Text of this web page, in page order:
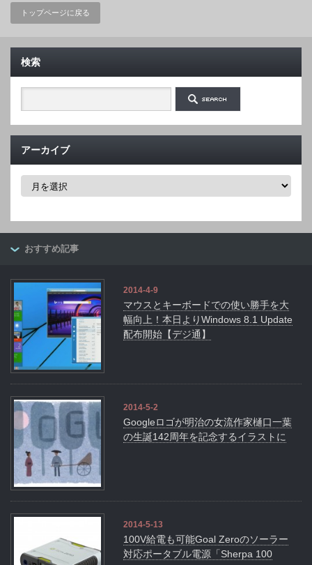
トップページに戻る
検索
アーカイブ
ア
ブ
おすすめ記事
2014-4-9
マウスとキーボードでの使い勝手を大
幅向上！本日よりWindows 8.1 Update
配布開始【デジ通】
2014-5-2
Googleロゴが明治の女流作家樋口一葉
の生誕142周年を記念するイラストに
2014-5-13
100V給電も可能Goal Zeroのソーラー
対応ポータブル電源「Sherpa 100